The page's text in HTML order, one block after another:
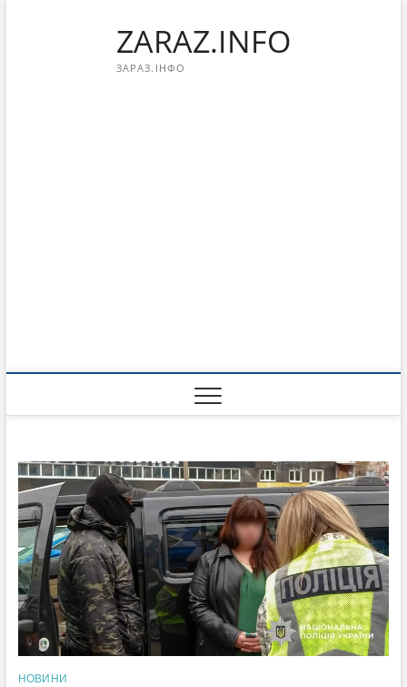
ZARAZ.INFO
ЗАРАЗ.ІНФО
НОВИНИ